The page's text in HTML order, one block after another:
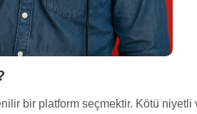
bir platform seçmektir. Kötü niyetli